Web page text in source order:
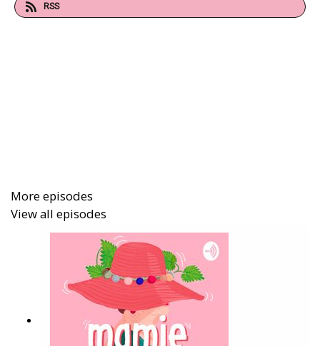
Florence c’est un peu une star, c’est donc notre première
https://zeromacho.fr
Florence, je voudrais te dire un grand merci pour ton
courage, ton intelligence et ta générosité. Merci d’avoir
nourri mon engagement et de lui avoir donné plus de
profondeur. Le 28 septembre prochain, je scanderai
comme chaque année “un enfant si je veux, quand je
RSS
More episodes
View all episodes